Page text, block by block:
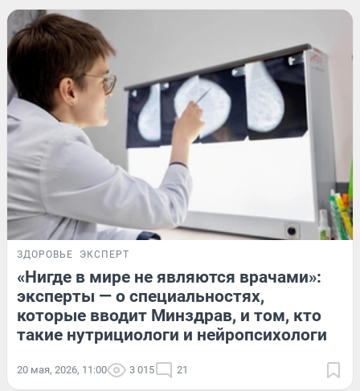
ЗДОРОВЬЕ ЭКСПЕРТ
«Нигде в мире не являются врачами»:
эксперты — о специальностях,
которые вводит Минздрав, и том, кто
такие нутрициологи и нейропсихологи
20 мая, 2026, 11:00 3 015 21